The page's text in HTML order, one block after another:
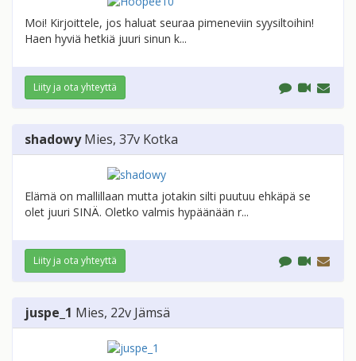
Moi! Kirjoittele, jos haluat seuraa pimeneviin syysiltoihin!
Haen hyviä hetkiä juuri sinun k...
Liity ja ota yhteyttä
shadowy Mies, 37v Kotka
Elämä on mallillaan mutta jotakin silti puutuu ehkäpä se
olet juuri SINÄ. Oletko valmis hypäänään r...
Liity ja ota yhteyttä
juspe_1 Mies, 22v Jämsä